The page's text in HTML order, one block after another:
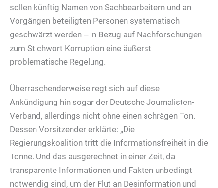
sollen künftig Namen von Sachbearbeitern und an
Vorgängen beteiligten Personen systematisch
geschwärzt werden ‒ in Bezug auf Nachforschungen
zum Stichwort Korruption eine äußerst
problematische Regelung.
Überraschenderweise regt sich auf diese
Ankündigung hin sogar der Deutsche Journalisten-
Verband, allerdings nicht ohne einen schrägen Ton.
Dessen Vorsitzender erklärte: „Die
Regierungskoalition tritt die Informationsfreiheit in die
Tonne. Und das ausgerechnet in einer Zeit, da
transparente Informationen und Fakten unbedingt
notwendig sind, um der Flut an Desinformation und